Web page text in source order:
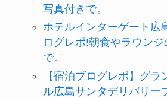
写真付きで。
ホテルインターゲート広
ログレポ!朝食やラウン
で。
【宿泊ブログレポ】グラ
ル広島サンタデリバリー